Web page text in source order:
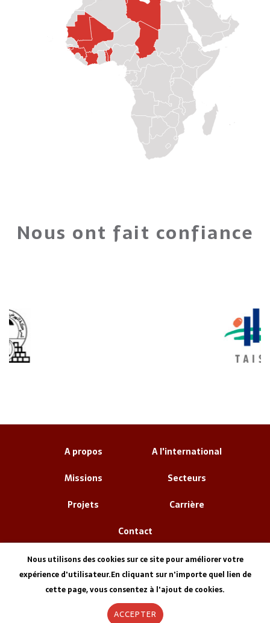
Nous ont fait confiance
A propos
A l'international
Missions
Secteurs
Projets
Carrière
Contact
Informations Légales
Nous utilisons des cookies sur ce site pour améliorer votre
expérience d'utilisateur.En cliquant sur n'importe quel lien de
cette page, vous consentez à l'ajout de cookies.
ACCEPTER